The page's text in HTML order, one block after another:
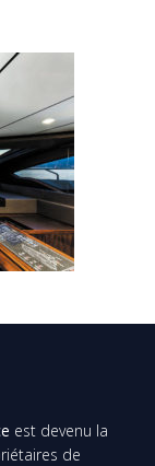
est devenu la
de